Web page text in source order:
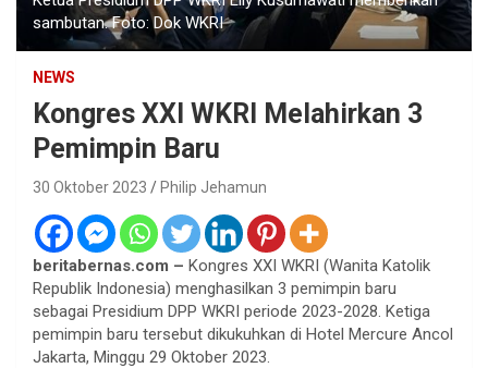
sambutan. Foto: Dok WKRI
NEWS
Kongres XXI WKRI Melahirkan 3
Pemimpin Baru
30 Oktober 2023 Philip Jehamun
beritabernas.com – Kongres XXI WKRI (Wanita Katolik
Republik Indonesia) menghasilkan 3 pemimpin baru
sebagai Presidium DPP WKRI periode 2023-2028. Ketiga
pemimpin baru tersebut dikukuhkan di Hotel Mercure Ancol
Jakarta, Minggu 29 Oktober 2023.